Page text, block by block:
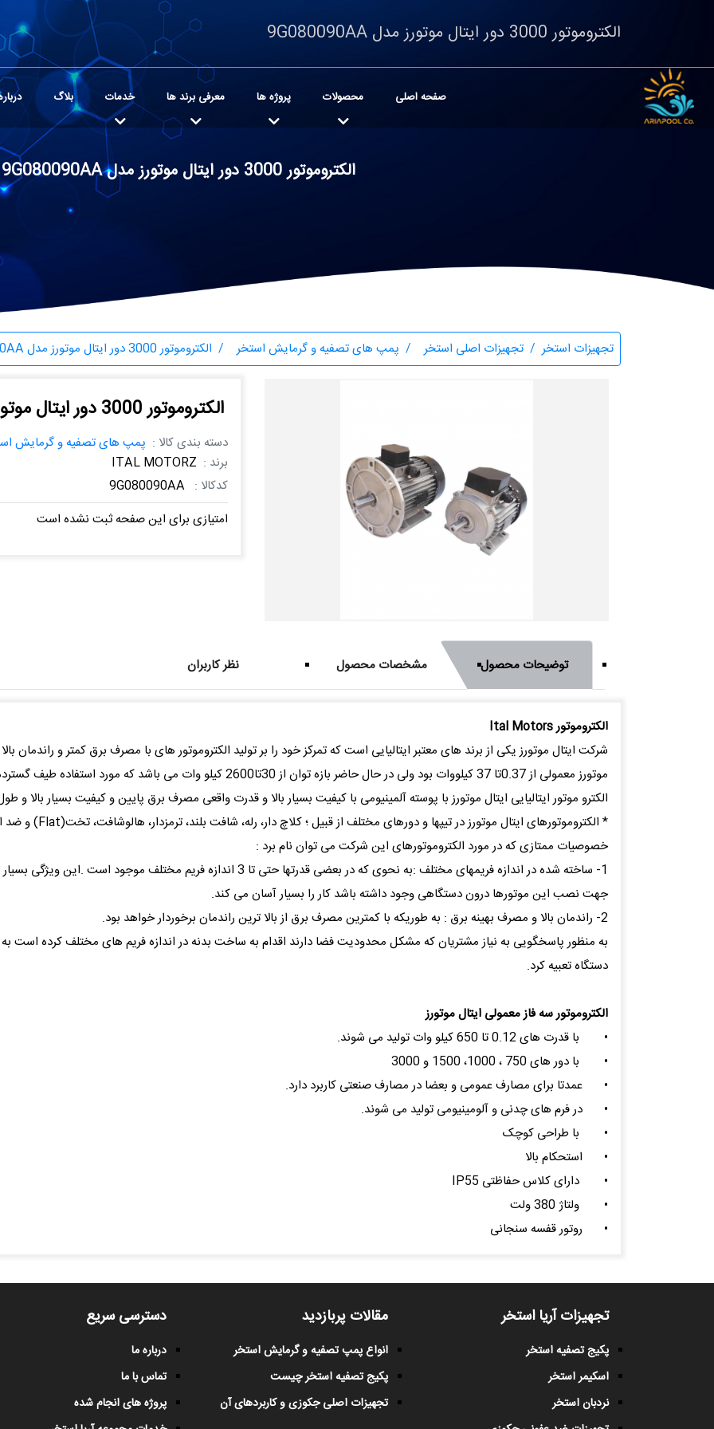
الکتروموتور 3000 دور ایتال موتورز مدل 9G080090AA
صفحه اصلی محصولات پروژه ها معرفی برند ها خدمات بلاگ
الکتروموتور 3000 دور ایتال موتورز مدل 9G080090AA
تجهیزات استخر تجهیزات اصلی استخر پمپ های تصفیه و گرمایش استخر الکتروموتور 3000 دور ایتال موتورز مدل 9G080090AA
الکتروموتور 3000 دور ایتال موتورز مدل 9G080090AA
دسته بندی کالا : پمپ های تصفیه و گرمایش
برند : ITAL MOTORZ
کدکالا : 9G080090AA
امتیازی برای این صفحه ثبت نشده است
توضیحات محصول مشخصات محصول نظر کاربران
الكتروموتور Ital Motors
شرکت ایتال موتورز یکی از برند های معتبر ایتالیایی است که تمرکز خود را بر تولید الکتروموتور های با مصرف برق کمتر و راندمان
موتورز معمولی از 0.37تا 37 کیلووات بود ولی در حال حاضر بازه توان از 30تا2600 کیلو وات می باشد که مورد استفاده طیف گسترده ای از صنایع می باشد.
الکترو موتور ایتالیایی ایتال موتورز با پوسته آلمینیومی با کیفیت بسیار بالا و قدرت واقعی مصرف برق پایین و کیفیت بسیار بالا و
خصوصیات ممتازی که در مورد الکتروموتورهای این شرکت می توان نام برد :
1- ساخته شده در اندازه فریمهای مختلف :به نحوی که در بعضی قدرتها حتی تا 3
جهت نصب این موتورها درون دستگاهی وجود داشته باشد کار را بسیار آسان می کند.
2- راندمان بالا و مصرف بهینه برق : به طوریکه با کمترین مصرف برق از بالا ترین راندمان برخوردار خواهد بود.
به منظور پاسخگویی به نیاز مشتریان که مشکل محدودیت فضا دارند اقدام به ساخت بدنه در اندازه فریم های مختلف کرده است به
دستگاه تعبیه کرد.
الکتروموتور سه فاز معمولی ایتال موتورز
•
با قدرت های 0.12 تا 650 کیلو وات تولید می شوند.
•
با دور های 750 ، 1000، 1500 و 3000
•
عمدتا برای مصارف عمومی و بعضا در مصارف صنعتی کاربرد دارد.
•
در فرم های چدنی و آلومینیومی تولید می شوند.
•
با طراحی کوچک
•
استحکام بالا
•
دارای کلاس حفاظتی IP55
•
ولتاژ 380 ولت
•
روتور قفسه سنجانی
تجهیزات آریا استخر
پکیج تصفیه استخر
اسکیمر استخر
نردبان استخر
مقالات پربازدید
انواع پمپ تصفیه و گرمایش استخر
پکیج تصفیه استخر چیست
تجهیزات اصلی جکوزی و کاربردهای آن
دسترسی سریع
درباره ما
تماس با ما
پروژه های انجام شده